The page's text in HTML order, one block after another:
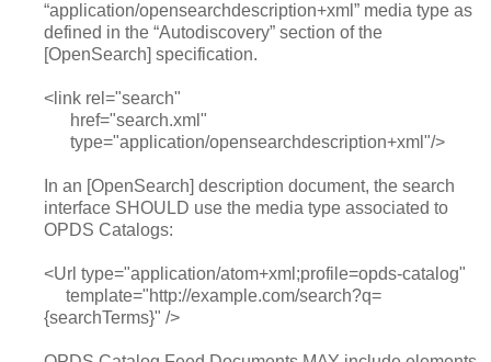
“application/opensearchdescription+xml” media type as
defined in the “Autodiscovery” section of the
[OpenSearch] specification.
<link rel="search"
href="search.xml"
type="application/opensearchdescription+xml"/>
In an [OpenSearch] description document, the search
interface SHOULD use the media type associated to
OPDS Catalogs:
<Url type="application/atom+xml;profile=opds-catalog"
template="http://example.com/search?q=
{searchTerms}" />